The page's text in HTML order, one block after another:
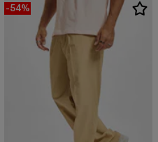
-54%